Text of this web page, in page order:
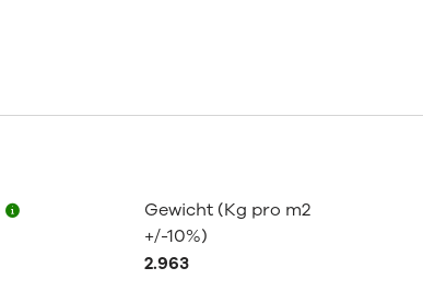
Gewicht (Kg pro m2
+/-10%)
2.963